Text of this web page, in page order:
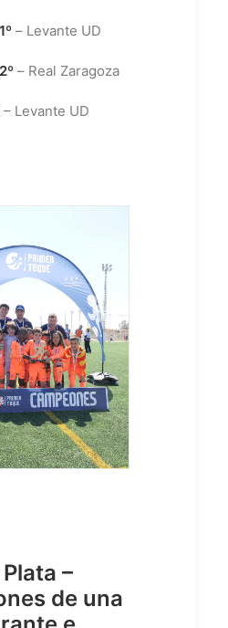
– Levante UD
– Real Zaragoza
– Levante UD
–
de una